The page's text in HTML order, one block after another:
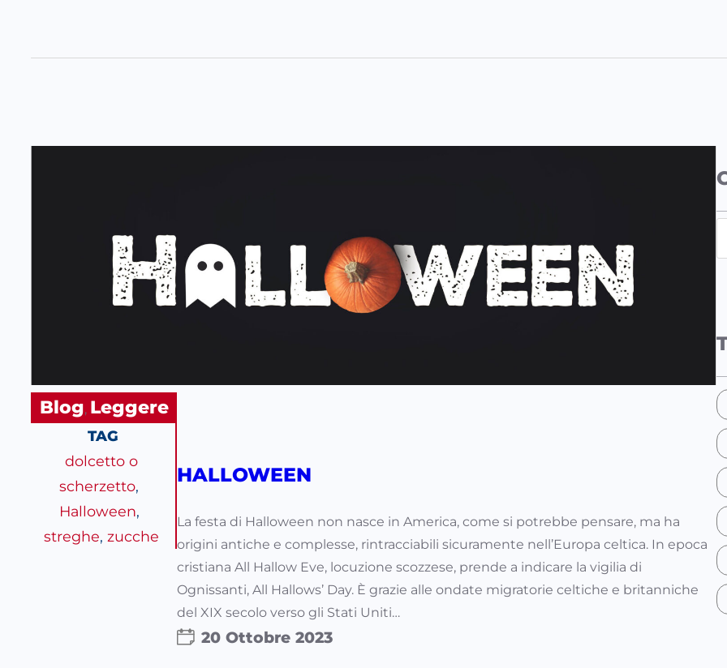
Blog, Leggere
TAG
dolcetto o
scherzetto
Halloween
streghe, zucche
HALLOWEEN
La festa di Halloween non nasce in America, come si potrebbe pensare, ma ha
origini antiche e complesse, rintracciabili sicuramente nell’Europa celtica. In epoca
cristiana All Hallow Eve, locuzione scozzese, prende a indicare la vigilia di
Ognissanti, All Hallows’ Day. È grazie alle ondate migratorie celtiche e britanniche
del XIX secolo verso gli Stati Uniti…
20 Ottobre 2023
h